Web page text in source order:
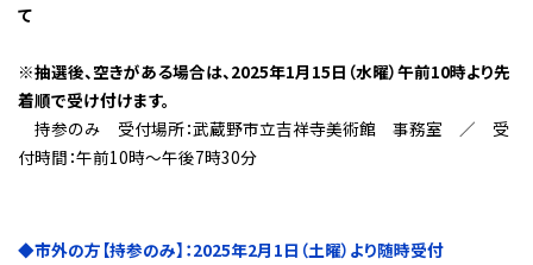
て
※抽選後、空きがある場合は、2025年1月15日（水曜）午前10時より先
着順で受け付けます。
持参のみ 受付場所：武蔵野市立吉祥寺美術館 事務室 ／ 受
付時間：午前10時～午後7時30分
◆市外の方【持参のみ】：2025年2月1日（土曜）より随時受付